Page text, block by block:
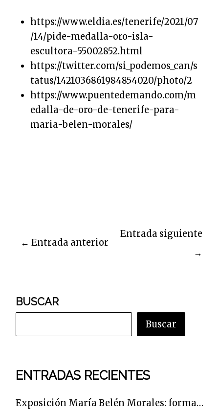
https://www.eldia.es/tenerife/2021/07
/14/pide-medalla-oro-isla-
escultora-55002852.html
https://twitter.com/si_podemos_can/s
tatus/1421036861984854020/photo/2
https://www.puentedemando.com/m
edalla-de-oro-de-tenerife-para-
maria-belen-morales/
← Entrada anterior
Entrada siguiente
→
BUSCAR
Buscar
ENTRADAS RECIENTES
Exposición María Belén Morales: formas en diálogo